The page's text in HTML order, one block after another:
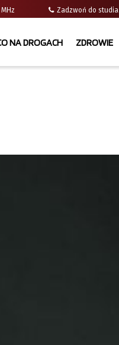
MHz Zadzwoń do
NA DROGACH ZDROWIE